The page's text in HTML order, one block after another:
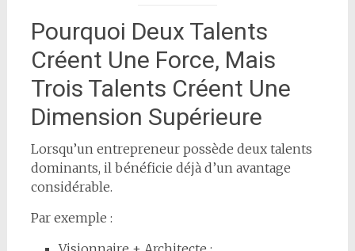
Pourquoi Deux Talents
Créent Une Force, Mais
Trois Talents Créent Une
Dimension Supérieure
Lorsqu’un entrepreneur possède deux talents
dominants, il bénéficie déjà d’un avantage
considérable.
Par exemple :